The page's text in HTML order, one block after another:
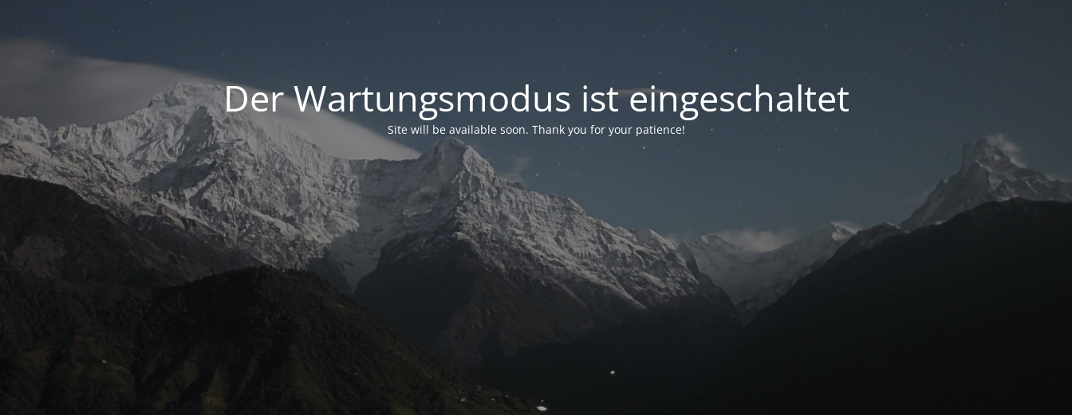
Der Wartungsmodus ist eingeschaltet
Site will be available soon. Thank you for your patience!